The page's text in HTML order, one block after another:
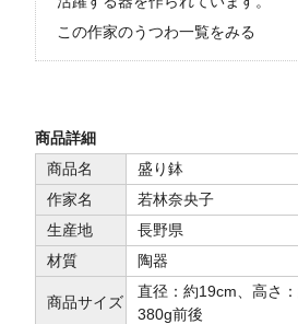
この作家のうつわ一覧をみる
商品詳細
商品名
盛り鉢
作家名
若林奈央子
生産地
長野県
材質
陶器
商品サイズ
直径：約19cm、高さ
380g前後